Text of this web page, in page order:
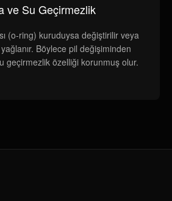
ve Su Geçirmezlik
(o-ring) kuruduysa değiştirilir veya
Böylece pil değişiminden
geçirmezlik özelliği korunmuş olur.